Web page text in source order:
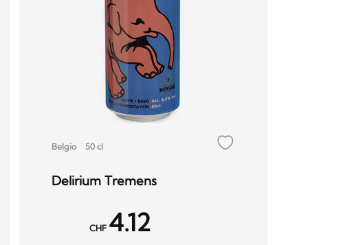
Belgio 50 cl
Delirium Tremens
CHF 4.12